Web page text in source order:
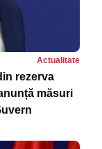
Actualitate
rezerva
măsuri